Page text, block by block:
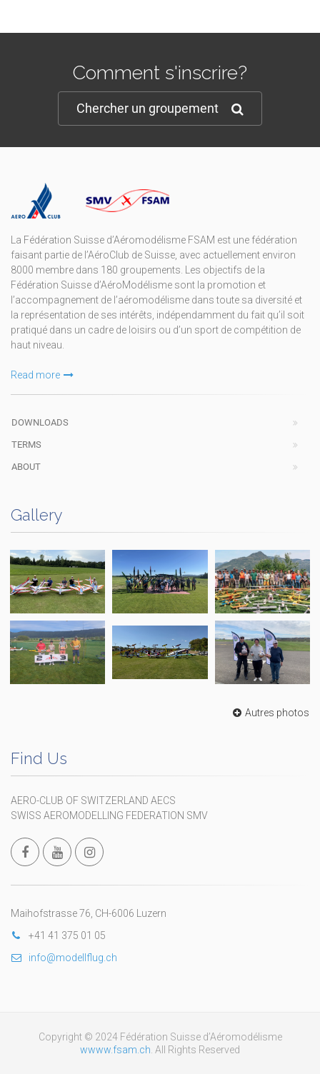
Comment s'inscrire?
Chercher un groupement
La Fédération Suisse d’Aéromodélisme FSAM est une fédération
faisant partie de l’AéroClub de Suisse, avec actuellement environ
8000 membre dans 180 groupements. Les objectifs de la
Fédération Suisse d’AéroModélisme sont la promotion et
l’accompagnement de l’aéromodélisme dans toute sa diversité et
la représentation de ses intérêts, indépendamment du fait qu’il soit
pratiqué dans un cadre de loisirs ou d’un sport de compétition de
haut niveau.
Read more
DOWNLOADS
TERMS
ABOUT
Gallery
Autres photos
Find Us
AERO-CLUB OF SWITZERLAND AECS
SWISS AEROMODELLING FEDERATION SMV
Maihofstrasse 76, CH-6006 Luzern
+41 41 375 01 05
info@modellflug.ch
Copyright © 2024 Fédération Suisse d’Aéromodélisme
wwww.fsam.ch . All Rights Reserved